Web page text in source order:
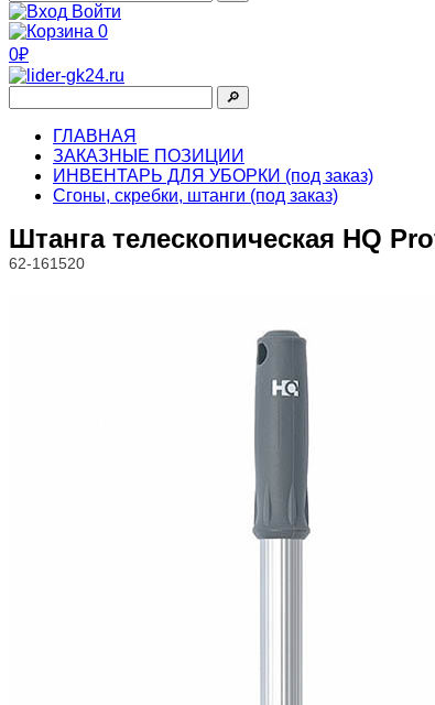
Войти
0
0₽
🔎︎
ГЛАВНАЯ
ЗАКАЗНЫЕ ПОЗИЦИИ
ИНВЕНТАРЬ ДЛЯ УБОРКИ (под заказ)
Сгоны, скребки, штанги (под заказ)
Штанга телескопическая HQ
62-161520